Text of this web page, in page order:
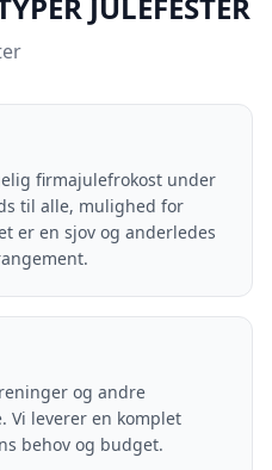
firmajulefrokost under
til alle, mulighed for
er en sjov og anderledes
og andre
Vi leverer en komplet
behov og budget.